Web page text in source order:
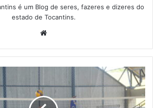
é um Blog de seres, fazeres e dizeres do
estado de Tocantins.
b
s
e